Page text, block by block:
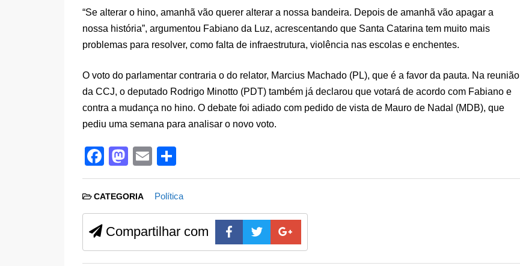
“Se alterar o hino, amanhã vão querer alterar a nossa bandeira. Depois de amanhã vão apagar a
nossa história”, argumentou Fabiano da Luz, acrescentando que Santa Catarina tem muito mais
problemas para resolver, como falta de infraestrutura, violência nas escolas e enchentes.
O voto do parlamentar contraria o do relator, Marcius Machado (PL), que é a favor da pauta. Na reunião
da CCJ, o deputado Rodrigo Minotto (PDT) também já declarou que votará de acordo com Fabiano e
contra a mudança no hino. O debate foi adiado com pedido de vista de Mauro de Nadal (MDB), que
pediu uma semana para analisar o novo voto.
F
a
c
e
b
o
M
a
st
o
d
o
E
m
ail
h
ar
e
CATEGORIA Política
Compartilhar com